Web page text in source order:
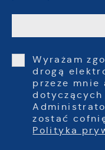
Wyrażam
drogą
przeze
dotyczących
zostać
Polityka